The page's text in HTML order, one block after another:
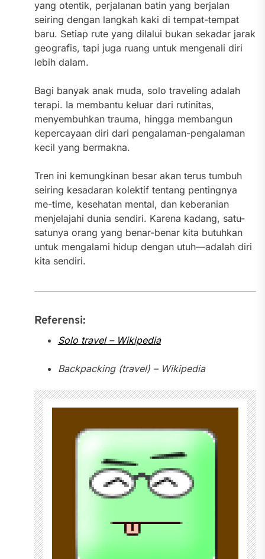
yang otentik, perjalanan batin yang berjalan
seiring dengan langkah kaki di tempat-tempat
baru. Setiap rute yang dilalui bukan sekadar jarak
geografis, tapi juga ruang untuk mengenali diri
lebih dalam.
Bagi banyak anak muda, solo traveling adalah
terapi. Ia membantu keluar dari rutinitas,
menyembuhkan trauma, hingga membangun
kepercayaan diri dari pengalaman-pengalaman
kecil yang bermakna.
Tren ini kemungkinan besar akan terus tumbuh
seiring kesadaran kolektif tentang pentingnya
me-time, kesehatan mental, dan keberanian
menjelajahi dunia sendiri. Karena kadang, satu-
satunya orang yang benar-benar kita butuhkan
untuk mengalami hidup dengan utuh—adalah diri
kita sendiri.
Referensi:
Solo travel – Wikipedia
Backpacking (travel) – Wikipedia